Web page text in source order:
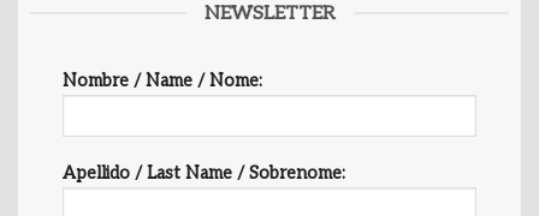
NEWSLETTER
Nombre / Name / Nome:
Apellido / Last Name / Sobrenome: